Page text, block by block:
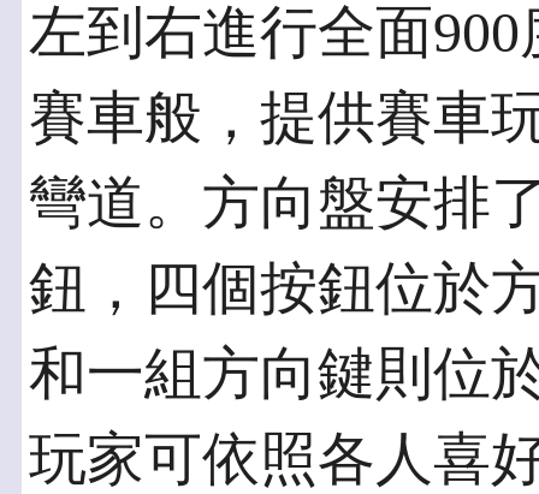
左到右進行全面
賽車般，提供賽車
彎道。方向盤安排
鈕，四個按鈕位於
和一組方向鍵則位
玩家可依照各人喜